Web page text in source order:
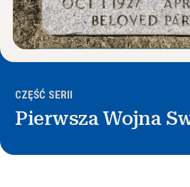
CZĘŚĆ SERII
Pierwsza Wojna